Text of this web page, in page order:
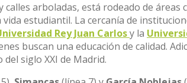
calles arboladas, está rodeado de áreas
estudiantil. La cercanía de
Rey Juan Carlosy la
buscan una educación de calidad.
siglo XXI de Madrid.